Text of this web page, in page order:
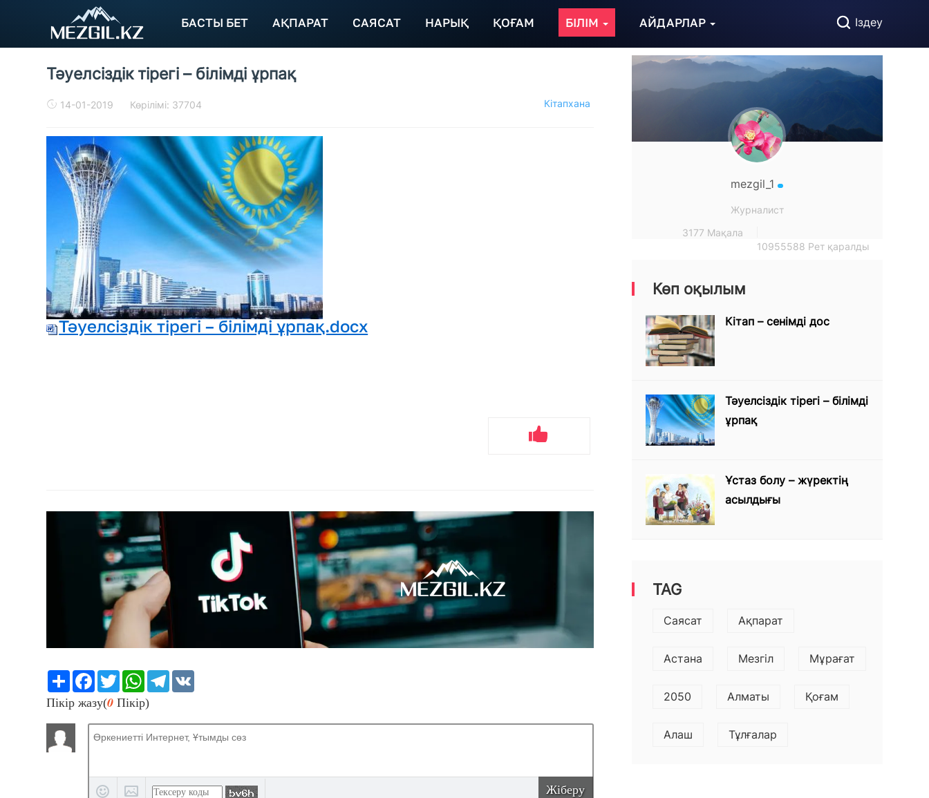
БАСТЫ БЕТ АҚПАРАТ САЯСАТ НАРЫҚ ҚОҒАМ БІЛІМ АЙДАРЛАР Іздеу
Тәуелсіздік тірегі – білімді ұрпақ
Кітапхана
14-01-2019 Көрілімі: 37704
Тәуелсіздік тірегі – білімді ұрпақ.docx
Share Facebook
TwitterWhatsApp
Telegram
Пікір жазу(0 Пікір)
Жіберу
mezgil_1
Журналист
3177 Мақала
10955588 Рет қаралды
Көп оқылым
Кітап – сенімді дос
Тәуелсіздік тірегі – білімді
ұрпақ
Ұстаз болу – жүректің
асылдығы
TAG
Саясат Ақпарат
Астана Мезгіл Мұрағат
2050 Алматы Қоғам
Алаш Тұлғалар